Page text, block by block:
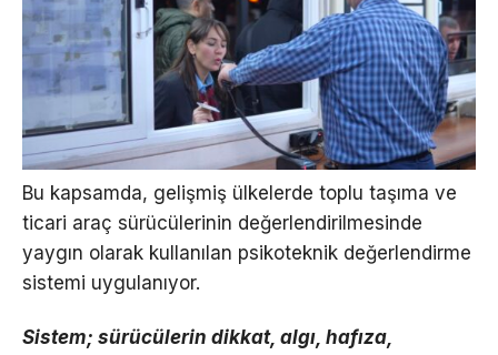
Bu kapsamda, gelişmiş ülkelerde toplu taşıma ve
ticari araç sürücülerinin değerlendirilmesinde
yaygın olarak kullanılan psikoteknik değerlendirme
sistemi uygulanıyor.
Sistem; sürücülerin dikkat, algı, hafıza,